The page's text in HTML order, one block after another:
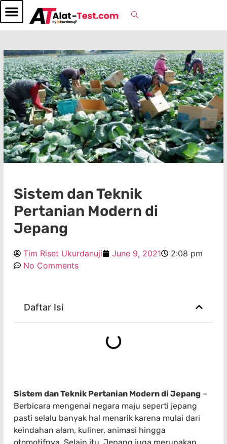
Sistem dan Teknik
Pertanian Modern di
Jepang
Tim Riset Ukurdanuji June 9, 2021
2:08 pm
No Comments
Daftar Isi
Sistem dan Teknik Pertanian Modern di Jepang –
Berbicara mengenai negara maju seperti jepang
pasti selalu banyak hal menarik karena mulai dari
keindahan alam, kuliner, animasi hingga